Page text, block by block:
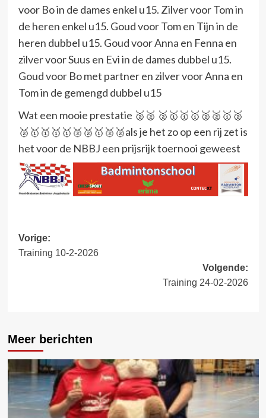
voor Bo in de dames enkel u15. Zilver voor Tom in
de heren enkel u15. Goud voor Tom en Tijn in de
heren dubbel u15. Goud voor Anna en Fenna en
zilver voor Suus en Evi in de dames dubbel u15.
Goud voor Bo met partner en zilver voor Anna en
Tom in de gemengd dubbel u15
Wat een mooie prestatie 🥈🥈 🥈🥇🥇🥇🥈🥈🥇🥈
🥈🥇🥇🥇🥇🥈🥈🥇🥈🥈als je het zo op een rij zet is
het voor de NBBJ een prijsrijk toernooi geweest
Bericht
navigatie
Vorige:
Training 10-2-2026
Volgende:
Training 24-02-2026
Meer berichten